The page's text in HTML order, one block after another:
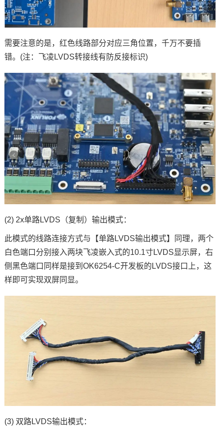
需要注意的是，红色线路部分对应三角位置，千万不要插
错。(注：飞凌LVDS转接线有防反接标识)
(2) 2x单路LVDS（复制）输出模式：
此模式的线路连接方式与【单路LVDS输出模式】同理，两个
白色端口分别接入两块飞凌嵌入式的10.1寸LVDS显示屏，右
侧黑色端口同样是接到OK6254-C开发板的LVDS接口上，这
样即可实现双屏同显。
(3) 双路LVDS输出模式：